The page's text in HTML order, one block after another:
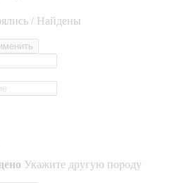
/ Найдены
Укажите другую породу